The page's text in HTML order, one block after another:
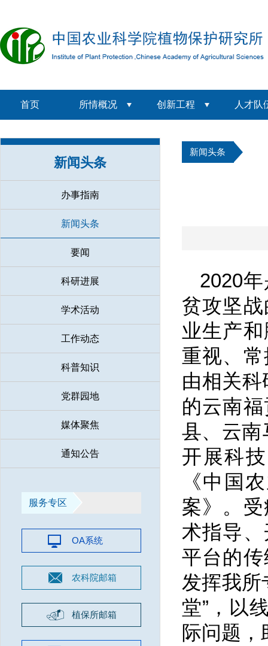
首页 所情概况 创新工程 人才队
新闻头条
办事指南
新闻头条
要闻
科研进展
学术活动
工作动态
科普知识
党群园地
媒体聚焦
通知公告
服务专区
OA系统
农科院邮箱
植保所邮箱
新闻头条
2020
贫攻坚
业生产
重视、
由相关
的云南
县、云南
开展科
《中国
案》。
术指导
平台的
发挥我所
堂”，以
际问题